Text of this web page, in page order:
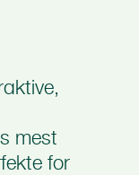
mest
for